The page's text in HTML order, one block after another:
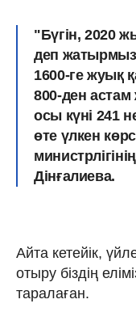
"Бүгін, 2020
деп
1600-ге жуық
800-ден
осы күні 241
өте үлкен
Дінғалиева.
Айта кетейік,
отыру біздің
таралаған.